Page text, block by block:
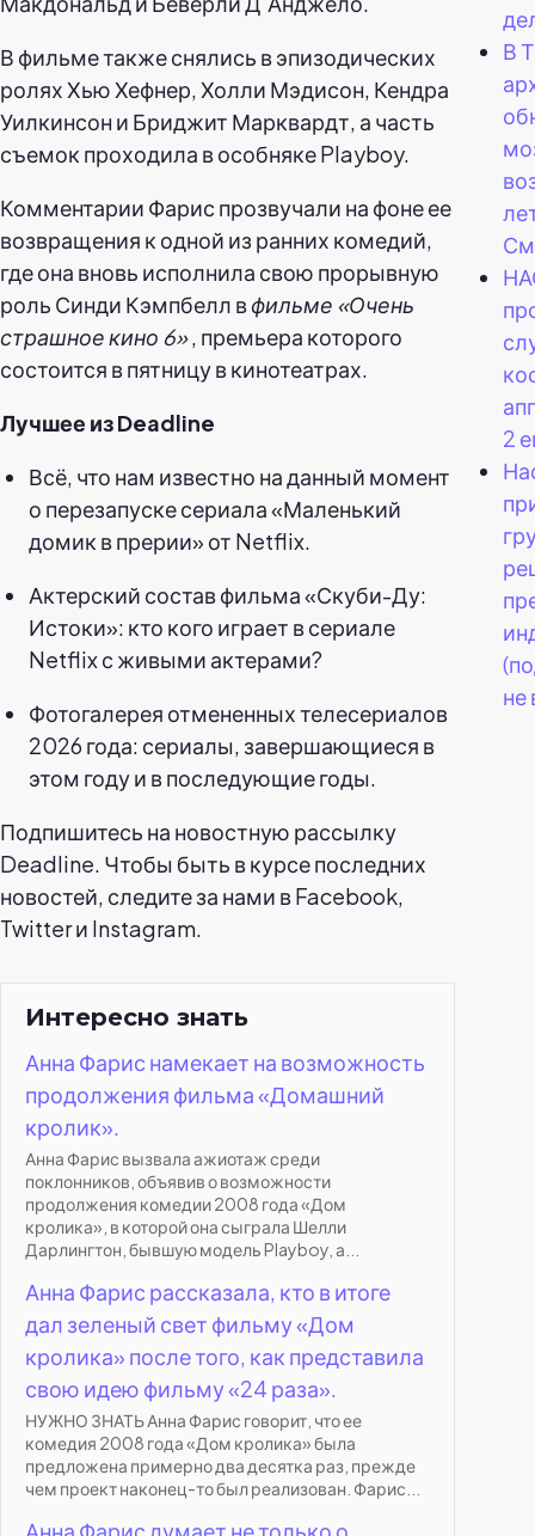
В фильме также снялись в эпизодических
ролях Хью Хефнер, Холли Мэдисон, Кендра
Уилкинсон и Бриджит Марквардт, а часть
съемок проходила в особняке Playboy.
Комментарии Фарис прозвучали на фоне ее
возвращения к одной из ранних комедий,
где она вновь исполнила свою прорывную
роль Синди Кэмпбелл вфильме «Очень
страшное кино 6», премьера которого
состоится в пятницу в кинотеатрах.
Лучшее из Deadline
Всё, что нам известно на данный момент
о перезапуске сериала «Маленький
домик в прерии» от Netflix.
Актерский состав фильма «Скуби-Ду:
Истоки»: кто кого играет в сериале
Netflix с живыми актерами?
Фотогалерея отмененных телесериалов
2026 года: сериалы, завершающиеся в
этом году и в последующие годы.
Подпишитесь на новостную рассылку
Deadline. Чтобы быть в курсе последних
новостей, следите за нами в Facebook,
Twitter и Instagram.
Интересно знать
Анна Фарис намекает на возможность
продолжения фильма «Домашний
кролик».
Анна Фарис вызвала ажиотаж среди
поклонников, объявив о возможности
продолжения комедии 2008 года «Дом
кролика», в которой она сыграла Шелли
Дарлингтон, бывшую модель Playboy, а...
Анна Фарис рассказала, кто в итоге
дал зеленый свет фильму «Дом
кролика» после того, как представила
свою идею фильму «24 раза».
НУЖНО ЗНАТЬ Анна Фарис говорит, что ее
комедия 2008 года «Дом кролика» была
предложена примерно два десятка раз, прежде
чем проект наконец-то был реализован. Фарис...
Анна Фарис думает не только о
В
2
не